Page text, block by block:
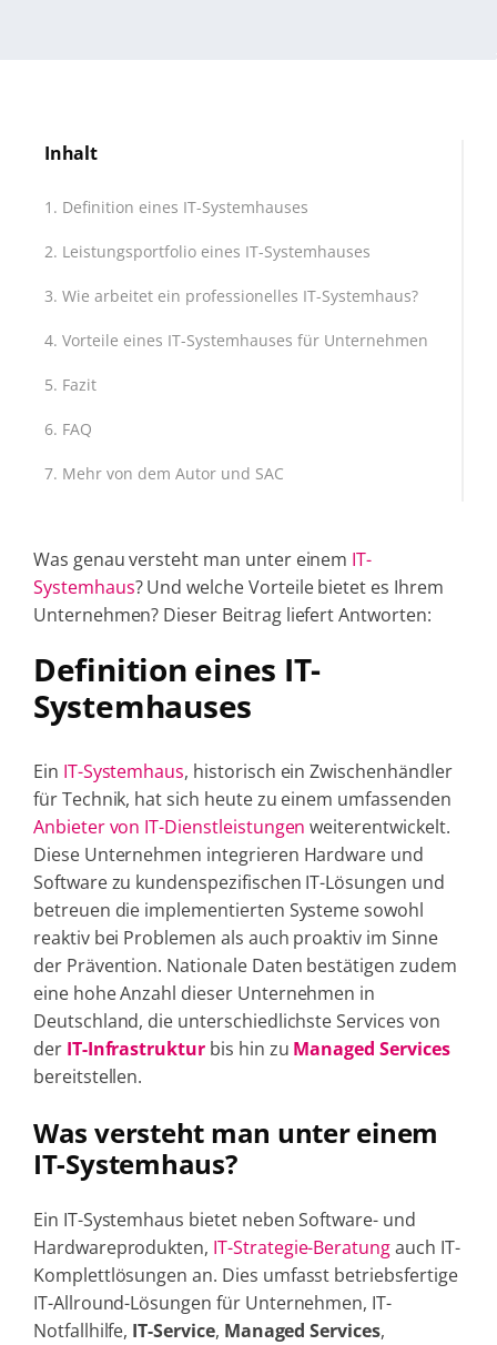
Inhalt
Definition eines IT-Systemhauses
Leistungsportfolio eines IT-Systemhauses
Wie arbeitet ein professionelles IT-Systemhaus?
Vorteile eines IT-Systemhauses für Unternehmen
Fazit
FAQ
Mehr von dem Autor und SAC
Was genau versteht man unter einem IT-
Systemhaus? Und welche Vorteile bietet es Ihrem
Unternehmen? Dieser Beitrag liefert Antworten:
Definition eines IT-
Systemhauses
Ein IT-Systemhaus, historisch ein Zwischenhändler
für Technik, hat sich heute zu einem umfassenden
Anbieter von IT-Dienstleistungen weiterentwickelt.
Diese Unternehmen integrieren Hardware und
Software zu kundenspezifischen IT-Lösungen und
betreuen die implementierten Systeme sowohl
reaktiv bei Problemen als auch proaktiv im Sinne
der Prävention. Nationale Daten bestätigen zudem
eine hohe Anzahl dieser Unternehmen in
Deutschland, die unterschiedlichste Services von
der IT-Infrastruktur bis hin zu Managed Services
bereitstellen.
Was versteht man unter einem
IT-Systemhaus?
Ein IT-Systemhaus bietet neben Software- und
Hardwareprodukten, IT-Strategie-Beratungauch IT-
Komplettlösungen an. Dies umfasst betriebsfertige
IT-Allround-Lösungen für Unternehmen, IT-
Notfallhilfe, IT-Service, Managed Services,